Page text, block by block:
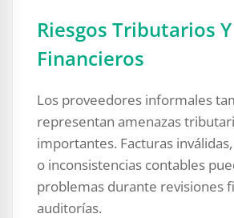
Riesgos Tributarios Y
Financieros
Los proveedores informales
representan amenazas
importantes. Facturas
o inconsistencias contables
problemas durante revisiones
auditorías.